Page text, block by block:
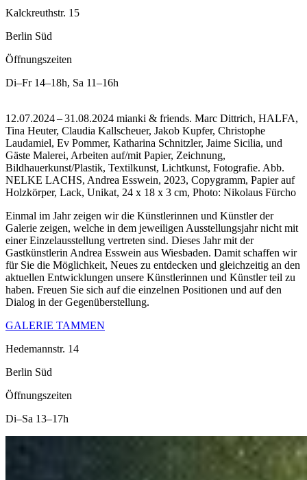
Kalckreuthstr. 15
Berlin Süd
Öffnungszeiten
Di–Fr 14–18h, Sa 11–16h
12.07.2024 – 31.08.2024 mianki & friends. Marc Dittrich, HALFA,
Tina Heuter, Claudia Kallscheuer, Jakob Kupfer, Christophe
Laudamiel, Ev Pommer, Katharina Schnitzler, Jaime Sicilia, und
Gäste Malerei, Arbeiten auf/mit Papier, Zeichnung,
Bildhauerkunst/Plastik, Textilkunst, Lichtkunst, Fotografie. Abb.
NELKE LACHS, Andrea Esswein, 2023, Copygramm, Papier auf
Holzkörper, Lack, Unikat, 24 x 18 x 3 cm, Photo: Nikolaus Fürcho
Einmal im Jahr zeigen wir die Künstlerinnen und Künstler der
Galerie zeigen, welche in dem jeweiligen Ausstellungsjahr nicht mit
einer Einzelausstellung vertreten sind. Dieses Jahr mit der
Gastkünstlerin Andrea Esswein aus Wiesbaden. Damit schaffen wir
für Sie die Möglichkeit, Neues zu entdecken und gleichzeitig an den
aktuellen Entwicklungen unsere Künstlerinnen und Künstler teil zu
haben. Freuen Sie sich auf die einzelnen Positionen und auf den
Dialog in der Gegenüberstellung.
GALERIE TAMMEN
Hedemannstr. 14
Berlin Süd
Öffnungszeiten
Di–Sa 13–17h